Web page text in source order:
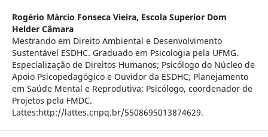
Rogério Márcio Fonseca Vieira, Escola Superior Dom
Helder Câmara
Mestrando em Direito Ambiental e Desenvolvimento
Sustentável ESDHC. Graduado em Psicologia pela UFMG.
Especialização de Direitos Humanos; Psicólogo do Núcleo de
Apoio Psicopedagógico e Ouvidor da ESDHC; Planejamento
em Saúde Mental e Reprodutiva; Psicólogo, coordenador de
Projetos pela FMDC.
Lattes:http://lattes.cnpq.br/5508695013874629.